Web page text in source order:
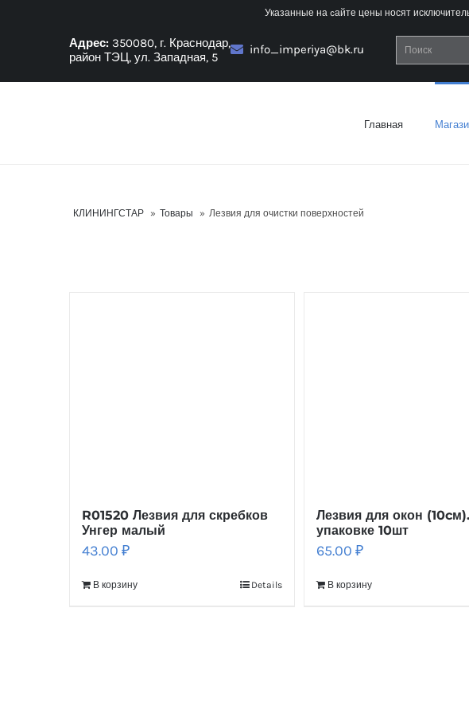
Указанные на cайте цены носят
Адрес: 350080, г. Краснодар,
район ТЭЦ, ул. Западная, 5
info_imperiya@bk.ru
Главная
КЛИНИНГСТАР » Товары » Лезвия для очистки поверхностей
R01520 Лезвия для скребков
Унгер малый
43.00 ₽
В корзину Details
Лезвия для окон
упаковке 10шт
65.00₽
В корзину